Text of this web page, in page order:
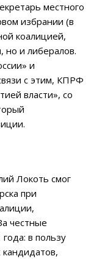
местного
избрании (в
коалицией,
но и либералов.
и
с этим, КПРФ
власти», со
Локоть смог
при
честные
в пользу
кандидатов,